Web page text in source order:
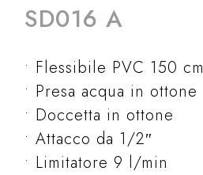
SD016 A
Flessibile PVC 150 cm
Presa acqua in ottone
Doccetta in ottone
Attacco da 1/2″
Limitatore 9 l/min